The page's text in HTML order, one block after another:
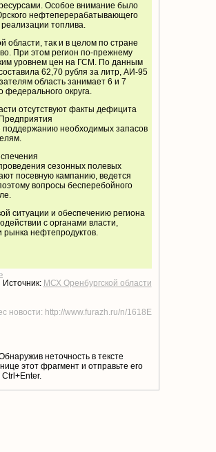
Особое внимание было
нефтеперерабатывающего
топлива.
области, так и в целом по стране
При этом регион по-прежнему
уровнем цен на ГСМ. По данным
62,70 рубля за литр, АИ-95
область занимает 6 и 7
федерального округа.
отсутствуют факты дефицита
необходимых запасов
сезонных полевых
посевную кампанию, ведется
вопросы бесперебойного
ситуации и обеспечению региона
с органами власти,
рынка нефтепродуктов.
Источник: МСХ Оренбургской области
новости: http://www.furazh.ru/n/1618E
неточность в тексте
этот фрагмент и отправьте его